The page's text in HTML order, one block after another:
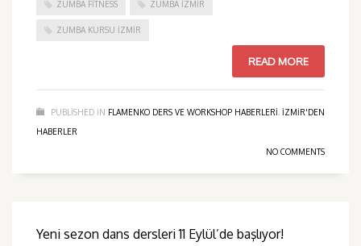
ZUMBA FITNESS ZUMBA İZMIR
ZUMBA KURSU İZMIR
READ MORE
PUBLISHED IN FLAMENKO DERS VE WORKSHOP HABERLERI, IZMIR'DEN
HABERLER
NO COMMENTS
Yeni sezon dans dersleri 11 Eylül’de başlıyor!